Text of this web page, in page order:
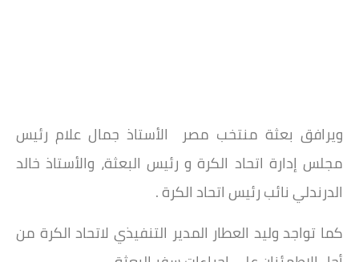
ويرافق بعثة منتخب مصر الأستاذ جمال علام رئيس
مجلس إدارة اتحاد الكرة و رئيس البعثة، والأستاذ خالد
الدرندلي نائب رئيس اتحاد الكرة .
كما تواجد وليد العطار المدير التنفيذي لاتحاد الكرة من